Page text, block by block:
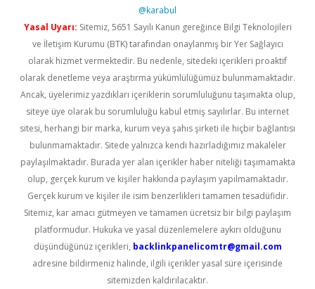
@karabul
Yasal Uyarı: Sitemiz, 5651 Sayılı Kanun gereğince Bilgi Teknolojileri
ve İletişim Kurumu (BTK) tarafından onaylanmış bir Yer Sağlayıcı
olarak hizmet vermektedir. Bu nedenle, sitedeki içerikleri proaktif
olarak denetleme veya araştırma yükümlülüğümüz bulunmamaktadır.
Ancak, üyelerimiz yazdıkları içeriklerin sorumluluğunu taşımakta olup,
siteye üye olarak bu sorumluluğu kabul etmiş sayılırlar. Bu internet
sitesi, herhangi bir marka, kurum veya şahıs şirketi ile hiçbir bağlantısı
bulunmamaktadır. Sitede yalnızca kendi hazırladığımız makaleler
paylaşılmaktadır. Burada yer alan içerikler haber niteliği taşımamakta
olup, gerçek kurum ve kişiler hakkında paylaşım yapılmamaktadır.
Gerçek kurum ve kişiler ile isim benzerlikleri tamamen tesadüfidir.
Sitemiz, kar amacı gütmeyen ve tamamen ücretsiz bir bilgi paylaşım
platformudur. Hukuka ve yasal düzenlemelere aykırı olduğunu
düşündüğünüz içerikleri, backlinkpanelicomtr@gmail.com
adresine bildirmeniz halinde, ilgili içerikler yasal süre içerisinde
sitemizden kaldırılacaktır.